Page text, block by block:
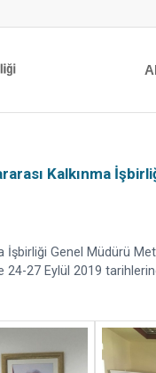
Kalkınma
İşbirliği Genel Müdürü
24-27 Eylül 2019